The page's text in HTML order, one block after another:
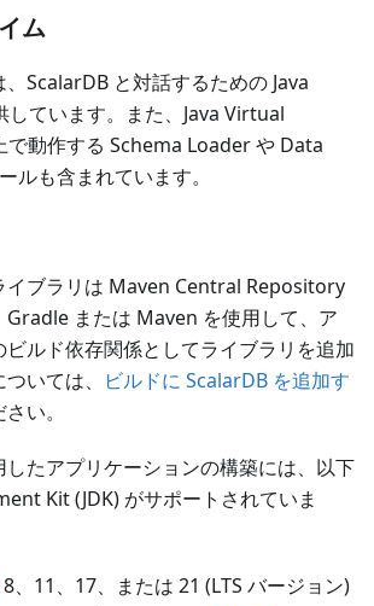
ム
ScalarDB と対話するための Java
しています。また、Java Virtual
で動作する Schema Loader や Data
ルも含まれています。
イブラリは Maven Central Repository
Gradle または Maven を使用して、ア
ルド依存関係としてライブラリを追加
いては、
ビルドに ScalarDB を追加す
い。
したアプリケーションの構築には、以下
Kit (JDK) がサポートされていま
8、11、17、または 21 (LTS バージョン)